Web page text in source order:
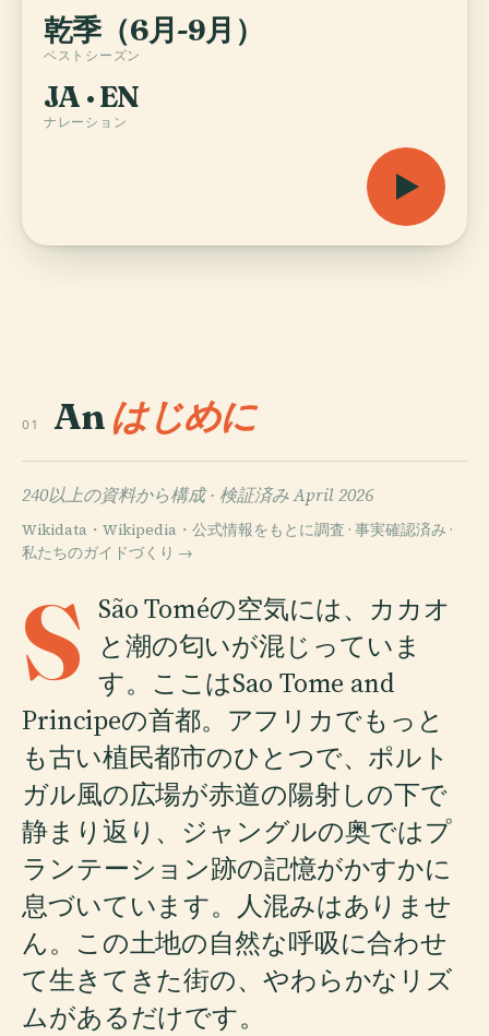
乾季（6月-9月）
ベストシーズン
JA · EN
ナレーション
01 Anはじめに
240以上の資料から構成 · 検証済み April 2026
Wikidata・Wikipedia・公式情報をもとに調査 · 事実確認済み ·
私たちのガイドづくり →
S São Toméの空気には、カカオ
と潮の匂いが混じっていま
す。ここはSao Tome and
Principeの首都。アフリカでもっと
も古い植民都市のひとつで、ポルト
ガル風の広場が赤道の陽射しの下で
静まり返り、ジャングルの奥ではプ
ランテーション跡の記憶がかすかに
息づいています。人混みはありませ
ん。この土地の自然な呼吸に合わせ
て生きてきた街の、やわらかなリズ
ムがあるだけです。